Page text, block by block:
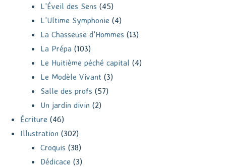
L'Éveil des Sens (45)
L'Ultime Symphonie (4)
La Chasseuse d'Hommes (13)
La Prépa (103)
Le Huitième péché capital (4)
Le Modèle Vivant (3)
Salle des profs (57)
Un jardin divin (2)
Écriture (46)
Illustration (302)
Croquis (38)
Dédicace (3)